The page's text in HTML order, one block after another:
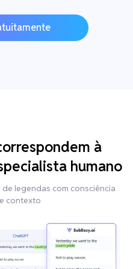
à
humano
legendas com consciência
contexto